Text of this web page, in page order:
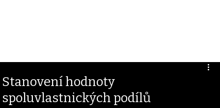
Stanovení hodnoty
spoluvlastnických podílů